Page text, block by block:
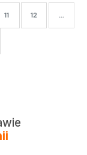
11 12 ...